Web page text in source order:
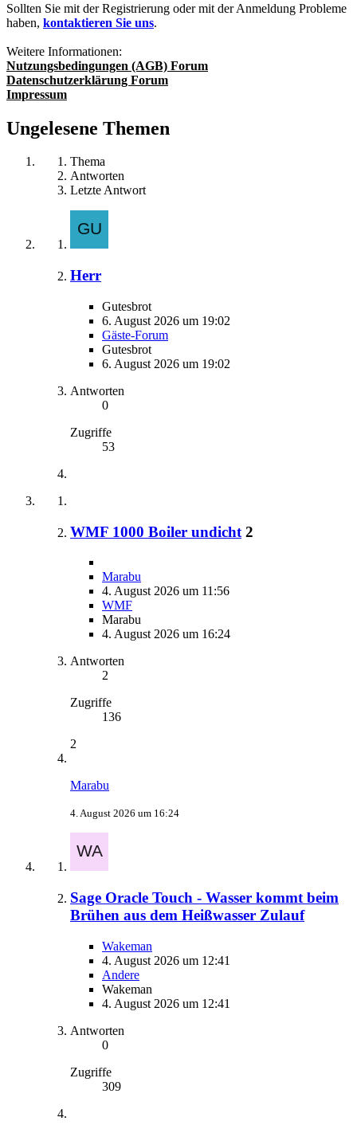
Sollten Sie mit der Registrierung oder mit der Anmeldung Probleme
haben, kontaktieren Sie uns.
Weitere Informationen:
Nutzungsbedingungen (AGB) Forum
Datenschutzerklärung Forum
Impressum
Ungelesene Themen
Thema
Antworten
Letzte Antwort
Herr
Gutesbrot
6. August 2026 um 19:02
Gäste-Forum
Gutesbrot
6. August 2026 um 19:02
Antworten
0
Zugriffe
53
WMF 1000 Boiler undicht 2
Marabu
4. August 2026 um 11:56
WMF
Marabu
4. August 2026 um 16:24
Antworten
2
Zugriffe
136
2
Marabu
4. August 2026 um 16:24
Sage Oracle Touch - Wasser kommt beim
Brühen aus dem Heißwasser Zulauf
Wakeman
4. August 2026 um 12:41
Andere
Wakeman
4. August 2026 um 12:41
Antworten
0
Zugriffe
309